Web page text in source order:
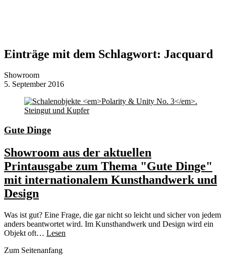
Einträge mit dem Schlagwort: Jacquard
Showroom
5. September 2016
Gute Dinge
Showroom aus der aktuellen
Printausgabe zum Thema "Gute Dinge"
mit internationalem Kunsthandwerk und
Design
Was ist gut? Eine Frage, die gar nicht so leicht und sicher von jedem
anders beantwortet wird. Im Kunsthandwerk und Design wird ein
Objekt oft… Lesen
Zum Seitenanfang